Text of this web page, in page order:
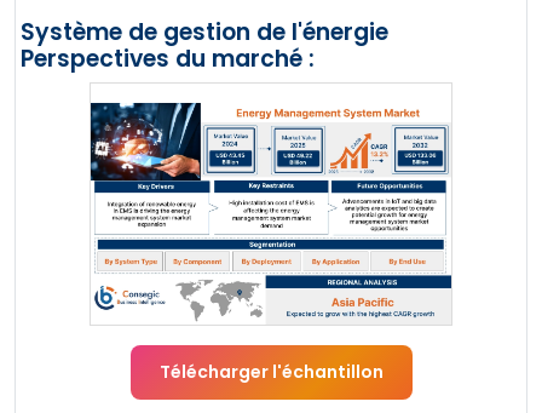
Système de gestion de l'énergie
Perspectives du marché :
Télécharger l'échantillon